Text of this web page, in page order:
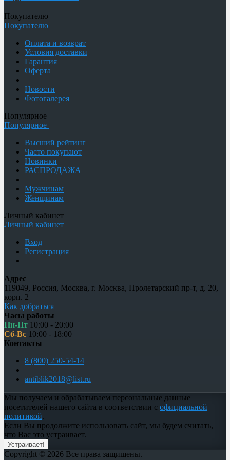
Покупателю
Покупателю
Оплата и возврат
Условия доставки
Гарантия
Оферта
Новости
Фотогалерея
Популярное
Популярное
Высший рейтинг
Часто покупают
Новинки
РАСПРОДАЖА
Мужчинам
Женщинам
Личный кабинет
Личный кабинет
Вход
Регистрация
Адрес
119049, Россия, Москва, г. Москва, Пролетарский пр-т, д. 20,
корп. 2
Как добраться
Часы работы
Пн-Пт 10:00 - 20:00
Сб-Вс 10:00 - 18:00
Контакты
8 (800) 250-54-14
antiblik2018@list.ru
Мы получаем и обрабатываем персональные данные
посетителей нашего сайта в соответствии с официальной
политикой.
Если Вы продолжите использовать сайт, мы будем считать,
что Вас это устраивает.
Устраивает!
Copyright © 2026 Все права защищены.